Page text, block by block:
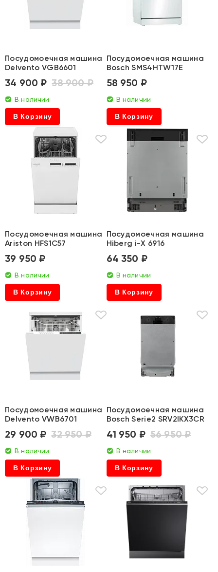
Посудомоечная машина
Delvento VGB6601
34 900 ₽ 38 900 ₽
В наличии
В Корзину
Посудомоечная машина
Bosch SMS4HTW17E
58 950 ₽
В наличии
В Корзину
Посудомоечная машина
Ariston HFS1C57
39 950 ₽
В наличии
В Корзину
Посудомоечная машина
Hiberg i-X 6916
64 350 ₽
В наличии
В Корзину
Посудомоечная машина
Delvento VWB6701
29 900 ₽ 32 950 ₽
В наличии
В Корзину
Посудомоечная машина
Bosch Serie2 SRV2IKX3CR
41 950 ₽ 56 950 ₽
В наличии
В Корзину